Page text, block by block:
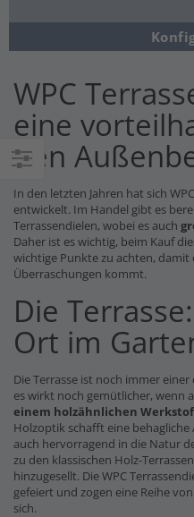
WPC
eine
den
In den letzten Jahren hat sich
entwickelt. Im Handel gibt es
Terrassendielen, wobei es auch
Daher ist es wichtig, beim Kauf
wichtige Punkte zu achten, damit
Überraschungen kommt.
Die
Ort im
Die Terrasse ist noch immer
es wirkt noch gemütlicher, wenn
einem holzähnlichen
Holzoptik schafft eine
auch hervorragend in die Natur
zu den klassischen Holz-
hinzugesellt. Die WPC
gefeiert und zogen eine Reihe
sich.
Einkaufsoptionen